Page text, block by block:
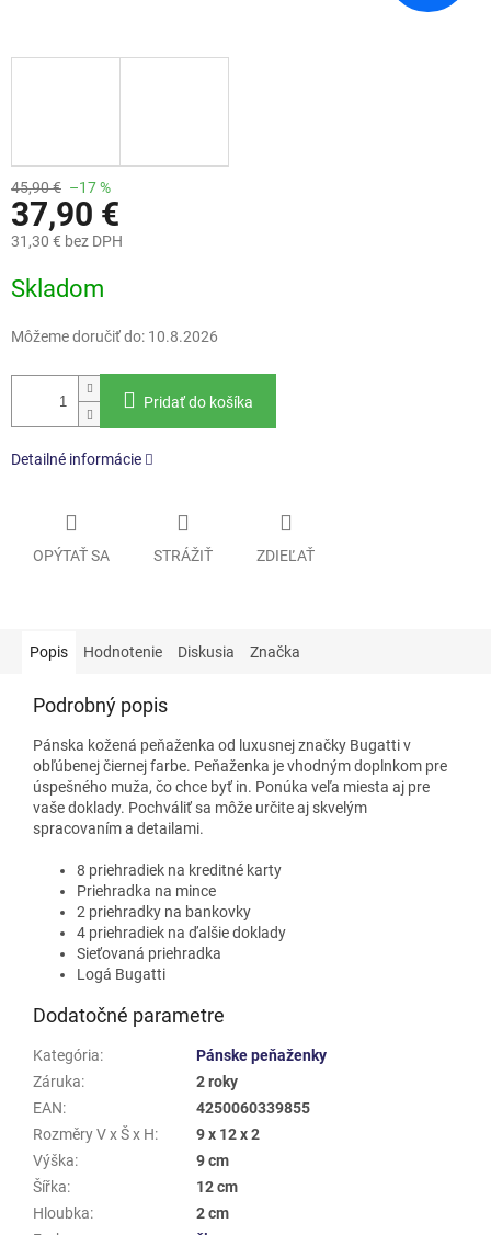
45,90 € –17 %
37,90 €
31,30 € bez DPH
cena:
Skladom
Môžeme doručiť do: 10.8.2026
Pridať do košíka
Detailné informácie
OPÝTAŤ SA STRÁŽIŤ ZDIEĽAŤ
Popis Hodnotenie Diskusia Značka
Podrobný popis
Pánska kožená peňaženka od luxusnej značky Bugatti v
obľúbenej čiernej farbe. Peňaženka je vhodným doplnkom pre
úspešného muža, čo chce byť in. Ponúka veľa miesta aj pre
vaše doklady. Pochváliť sa môže určite aj skvelým
spracovaním a detailami.
8 priehradiek na kreditné karty
Priehradka na mince
2 priehradky na bankovky
4 priehradiek na ďalšie doklady
Sieťovaná priehradka
Logá Bugatti
Dodatočné parametre
Kategória:
Pánske peňaženky
Záruka:
2 roky
EAN:
4250060339855
Rozměry V x Š x H:
9 x 12 x 2
Výška:
9 cm
Šířka:
12 cm
Hloubka:
2 cm